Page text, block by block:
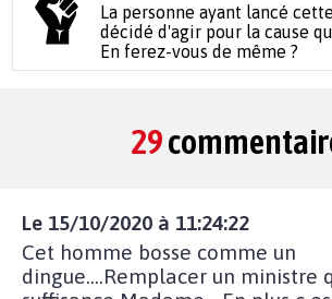
La personne ayant lancé
décidé d'agir pour la cause
En ferez-vous de même ?
29
Le 15/10/2020 à 11:24:22
Cet homme bosse comme un
dingue....Remplacer un ministre